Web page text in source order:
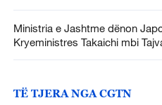
Ministria e Jashtme dënon
Kryeministres Takaichi mbi
TË TJERA NGA CGTN